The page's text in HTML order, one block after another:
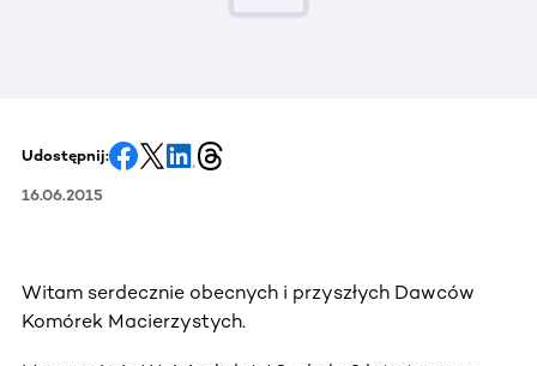
Udostępnij:
16.06.2015
Witam serdecznie obecnych i przyszłych Dawców
Komórek Macierzystych.